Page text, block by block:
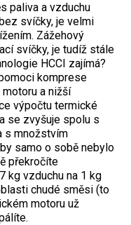
paliva a vzduchu
svíčky, je velmi
Zážehový
svíčky, je tudíž stále
HCCI zajímá?
komprese
a nižší
výpočtu termické
se zvyšuje spolu s
s množstvím
samo o sobě nebylo
překročíte
kg vzduchu na 1 kg
chudé směsi (to
motoru už